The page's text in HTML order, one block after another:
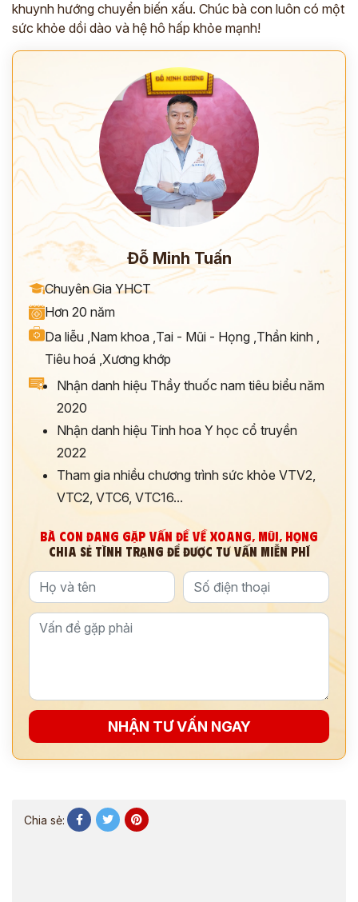
khuynh hướng chuyển biến xấu. Chúc bà con luôn có một
sức khỏe dồi dào và hệ hô hấp khỏe mạnh!
Đỗ Minh Tuấn
Chuyên Gia YHCT
Hơn 20 năm
Da liễu ,Nam khoa ,Tai - Mũi - Họng ,Thần kinh ,
Tiêu hoá ,Xương khớp
Nhận danh hiệu Thầy thuốc nam tiêu biểu năm
2020
Nhận danh hiệu Tinh hoa Y học cổ truyền
2022
Tham gia nhiều chương trình sức khỏe VTV2,
VTC2, VTC6, VTC16...
BÀ CON ĐANG GẶP VẤN ĐỀ VỀ XOANG, MŨI, HỌNG
CHIA SẺ TÌNH TRẠNG ĐỂ ĐƯỢC TƯ VẤN MIỄN PHÍ
NHẬN TƯ VẤN NGAY
Chia sẻ: